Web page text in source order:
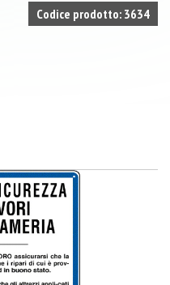
Codice prodotto: 3634